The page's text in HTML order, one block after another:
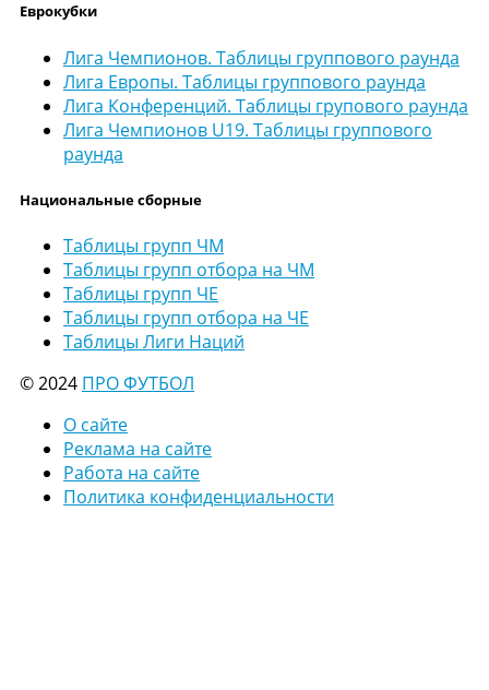
Еврокубки
Лига Чемпионов. Таблицы группового раунда
Лига Европы. Таблицы группового раунда
Лига Конференций. Таблицы групового раунда
Лига Чемпионов U19. Таблицы группового
раунда
Национальные сборные
Таблицы групп ЧМ
Таблицы групп отбора на ЧМ
Таблицы групп ЧЕ
Таблицы групп отбора на ЧЕ
Таблицы Лиги Наций
© 2024 ПРО ФУТБОЛ
О сайте
Реклама на сайте
Работа на сайте
Политика конфиденциальности